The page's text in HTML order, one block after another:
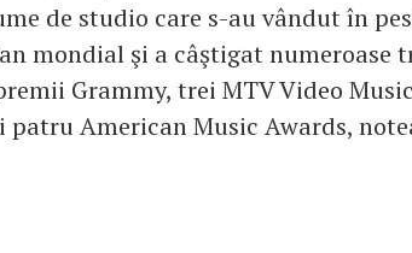
de studio care s-au vândut în
mondial şi a câştigat numeroase
Grammy, trei MTV Video
patru American Music Awards,